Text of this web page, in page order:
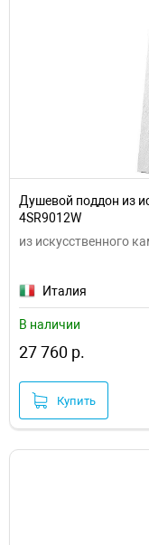
Душевой поддон из
4SR9012W
из искусственного
Италия
В наличии
27 760 р.
Купить